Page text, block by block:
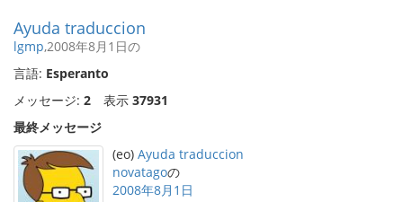
Ayuda traduccion
lgmp,2008年8月1日の
言語: Esperanto
メッセージ: 2 表示 37931
最終メッセージ
(eo) Ayuda traduccion
novatagoの
2008年8月1日